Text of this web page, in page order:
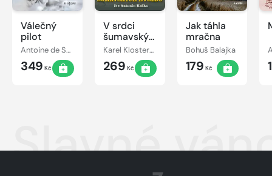
Válečný
pilot
Antoine de Saint-Exupéry
349 Kč
V srdci
šumavských
hvozdů
Karel Klostermann
269 Kč
Jak táhla
mračna
Bohuš Balajka
179 Kč
Slavné